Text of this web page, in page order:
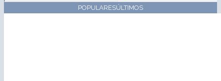
POPULARESÚLTIMOS